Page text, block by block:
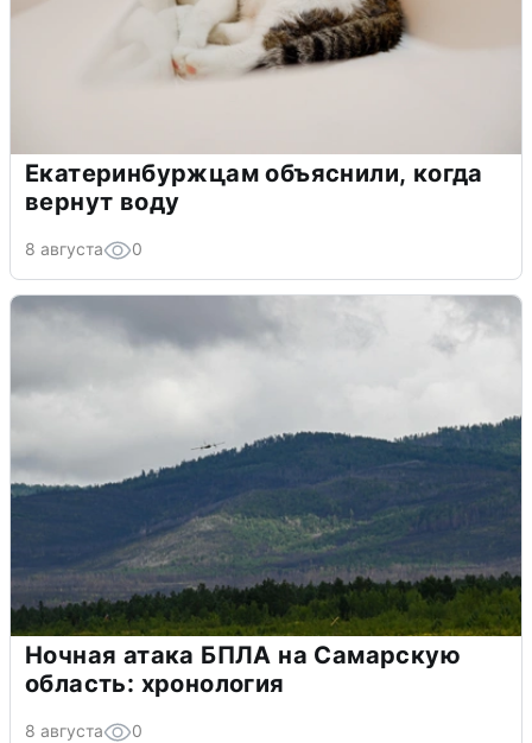
Екатеринбуржцам объяснили, когда
вернут воду
8 августа 0
Ночная атака БПЛА на Самарскую
область: хронология
8 августа 0